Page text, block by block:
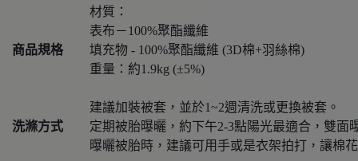
商品規格
材質：
表布－100%聚酯纖維
填充物 - 100%聚酯纖維 (3D棉+羽絲棉)
重量：約1.9kg (±5%)
洗滌方式
建議加裝被套，並於1~2週清洗或更換被套。
定期被胎曝曬，約下午2-3點陽光最適合，雙面
曝曬被胎時，建議可用手或是衣架拍打，讓棉